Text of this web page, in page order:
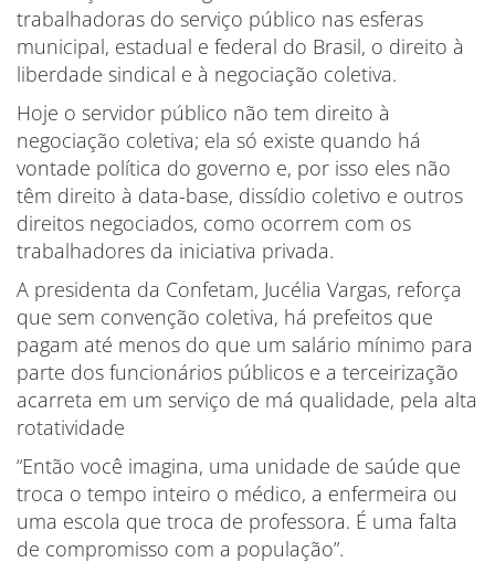
trabalhadoras do serviço público nas esferas
municipal, estadual e federal do Brasil, o direito à
liberdade sindical e à negociação coletiva.
Hoje o servidor público não tem direito à
negociação coletiva; ela só existe quando há
vontade política do governo e, por isso eles não
têm direito à data-base, dissídio coletivo e outros
direitos negociados, como ocorrem com os
trabalhadores da iniciativa privada.
A presidenta da Confetam, Jucélia Vargas, reforça
que sem convenção coletiva, há prefeitos que
pagam até menos do que um salário mínimo para
parte dos funcionários públicos e a terceirização
acarreta em um serviço de má qualidade, pela alta
rotatividade
“Então você imagina, uma unidade de saúde que
troca o tempo inteiro o médico, a enfermeira ou
uma escola que troca de professora. É uma falta
de compromisso com a população”.